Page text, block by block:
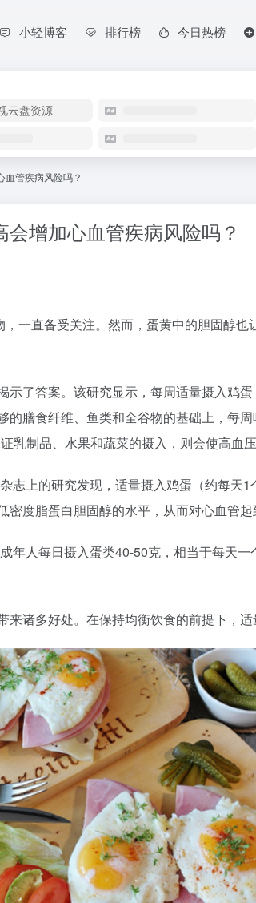
小轻博客 排行榜 今日热榜
云盘资源
血管疾病风险吗？
增加心血管疾病风险吗？
一直备受关注。然而，蛋黄中的胆固醇
示了答案。该研究显示，每周适量摄入鸡
的膳食纤维、鱼类和全谷物的基础上，每
乳制品、水果和蔬菜的摄入，则会使高血压
志上的研究发现，适量摄入鸡蛋（约每天
度脂蛋白胆固醇的水平，从而对心血管起
年人每日摄入蛋类40-50克，相当于每天
诸多好处。在保持均衡饮食的前提下，适